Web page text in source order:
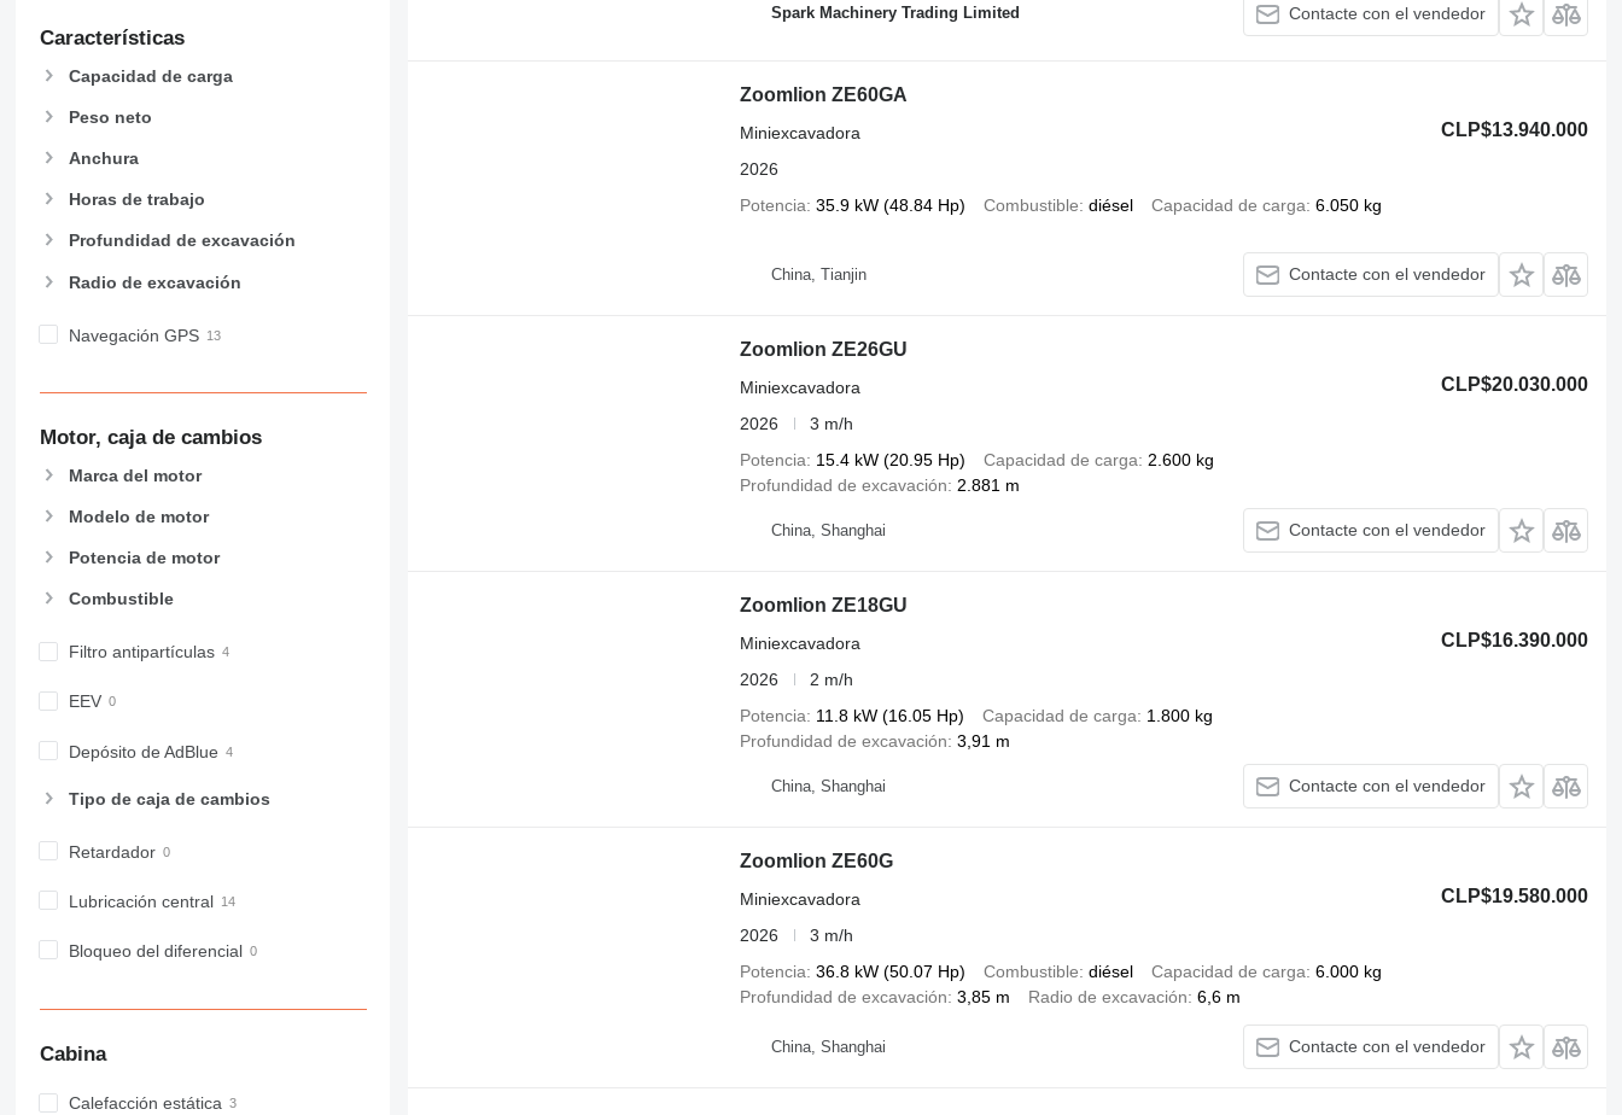
Características
Capacidad de carga
Peso neto
Anchura
Horas de trabajo
Profundidad de excavación
Radio de excavación
Navegación GPS
Motor, caja de cambios
Marca del motor
Modelo de motor
Potencia de motor
Combustible
Filtro antipartículas
EEV
Depósito de AdBlue
Tipo de caja de cambios
Retardador
Lubricación central
Bloqueo del diferencial
Cabina
Calefacción estática
Spark Machinery Trading Limited Contacte con el vendedor
Zoomlion ZE60GA
CLP$13.940.000
Miniexcavadora
2026
Potencia 35.9 kW (48.84 Hp) Combustible diésel Capacidad de carga 6.050 kg
China, Tianjin Contacte con el vendedor
Zoomlion ZE26GU
CLP$20.030.000
Miniexcavadora
2026
3 m/h
Potencia
15.4 kW (20.95 Hp) Capacidad de carga
2.600 kg
Profundidad de excavación
2.881 m
China, Shanghai Contacte con el vendedor
Zoomlion ZE18GU
CLP$16.390.000
Miniexcavadora
2026
2 m/h
Potencia
11.8 kW (16.05 Hp) Capacidad de carga
1.800 kg
Profundidad de excavación 3,91 m
China, Shanghai Contacte con el vendedor
Zoomlion ZE60G
CLP$19.580.000
Miniexcavadora
2026
3 m/h
Potencia 36.8 kW (50.07 Hp) Combustible diésel Capacidad de carga 6.000 kg
Profundidad de excavación 3,85 m Radio de excavación 6,6 m
China, Shanghai Contacte con el vendedor